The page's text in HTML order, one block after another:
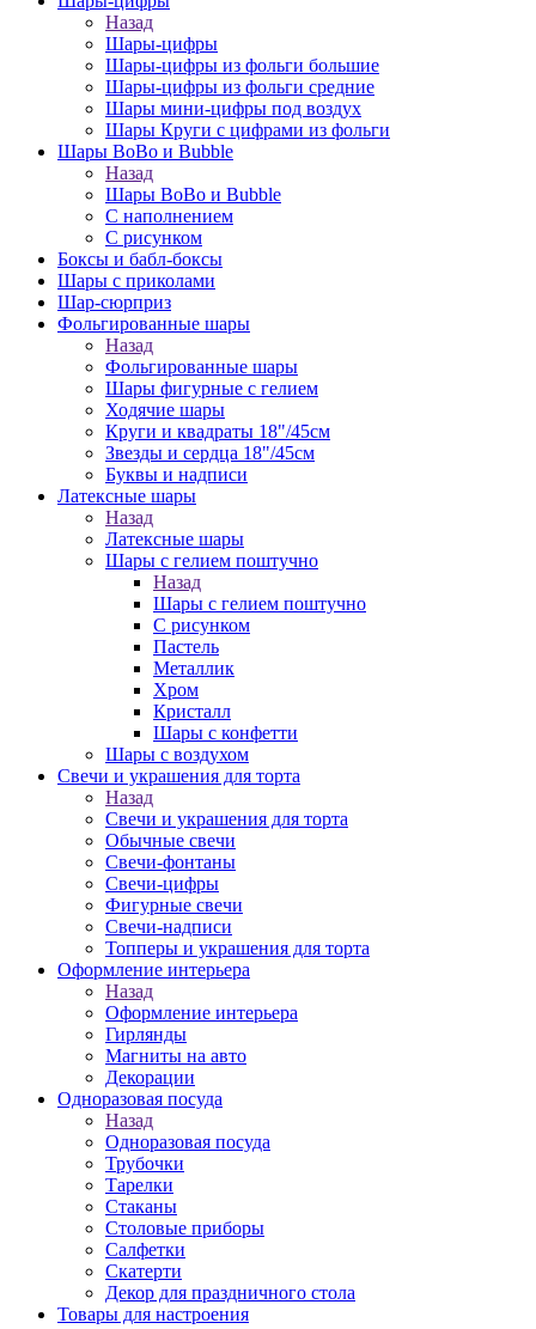
Назад
Шары-цифры
Шары-цифры из фольги большие
Шары-цифры из фольги средние
Шары мини-цифры под воздух
Шары Круги с цифрами из фольги
Шары BoBo и Bubble
Назад
Шары BoBo и Bubble
С наполнением
С рисунком
Боксы и бабл-боксы
Шары с приколами
Шар-сюрприз
Фольгированные шары
Назад
Фольгированные шары
Шары фигурные с гелием
Ходячие шары
Круги и квадраты 18"/45см
Звезды и сердца 18"/45см
Буквы и надписи
Латексные шары
Назад
Латексные шары
Шары с гелием поштучно
Назад
Шары с гелием поштучно
С рисунком
Пастель
Металлик
Хром
Кристалл
Шары с конфетти
Шары с воздухом
Свечи и украшения для торта
Назад
Свечи и украшения для торта
Обычные свечи
Свечи-фонтаны
Свечи-цифры
Фигурные свечи
Свечи-надписи
Топперы и украшения для торта
Оформление интерьера
Назад
Оформление интерьера
Гирлянды
Магниты на авто
Декорации
Одноразовая посуда
Назад
Одноразовая посуда
Трубочки
Тарелки
Стаканы
Столовые приборы
Салфетки
Скатерти
Декор для праздничного стола
Товары для настроения